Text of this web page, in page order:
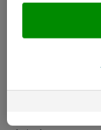
LinkedIn